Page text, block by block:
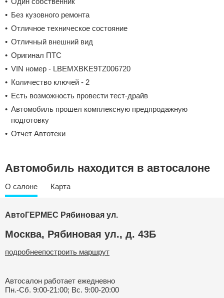
Без кузовного ремонта
Отличное техническое состояние
Отличный внешний вид
Оригинал ПТС
VIN номер - LBEMXBKE9TZ006720
Количество ключей - 2
Есть возможность провести тест-драйв
Автомобиль прошел комплексную предпродажную
подготовку
Отчет Автотеки
Автомобиль находится в автосалоне
О салоне Карта
АвтоГЕРМЕС Рябиновая ул.
Москва, Рябиновая ул., д. 43Б
подробнеепостроить маршрут
Автосалон работает ежедневно
Пн.-Сб. 9:00-21:00; Вс. 9:00-20:00